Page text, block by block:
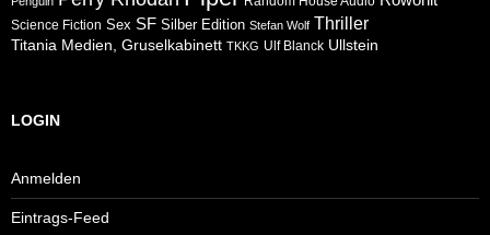
Science Fiction Sex SF Silber Edition Stefan Wolf Thriller
Titania Medien, Gruselkabinett TKKG Ulf Blanck Ullstein
LOGIN
Anmelden
Eintrags-Feed